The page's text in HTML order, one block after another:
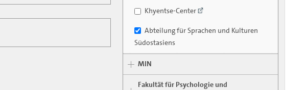
Khyentse-Center
Abteilung für Sprachen und Kulturen
Südostasiens
MIN
Fakultät für Psychologie und